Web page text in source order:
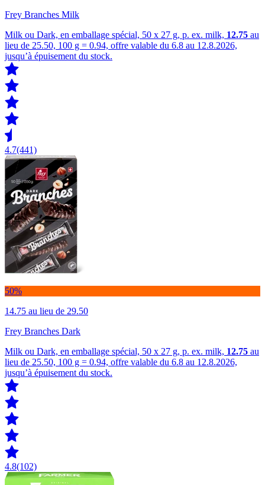
Frey Branches Milk
Milk ou Dark, en emballage spécial, 50 x 27 g, p. ex. milk, 12.75 au
lieu de 25.50, 100 g = 0.94, offre valable du 6.8 au 12.8.2026,
jusqu’à épuisement du stock.
4.7(441)
50%
14.75 au lieu de 29.50
Frey Branches Dark
Milk ou Dark, en emballage spécial, 50 x 27 g, p. ex. milk, 12.75 au
lieu de 25.50, 100 g = 0.94, offre valable du 6.8 au 12.8.2026,
jusqu’à épuisement du stock.
4.8(102)